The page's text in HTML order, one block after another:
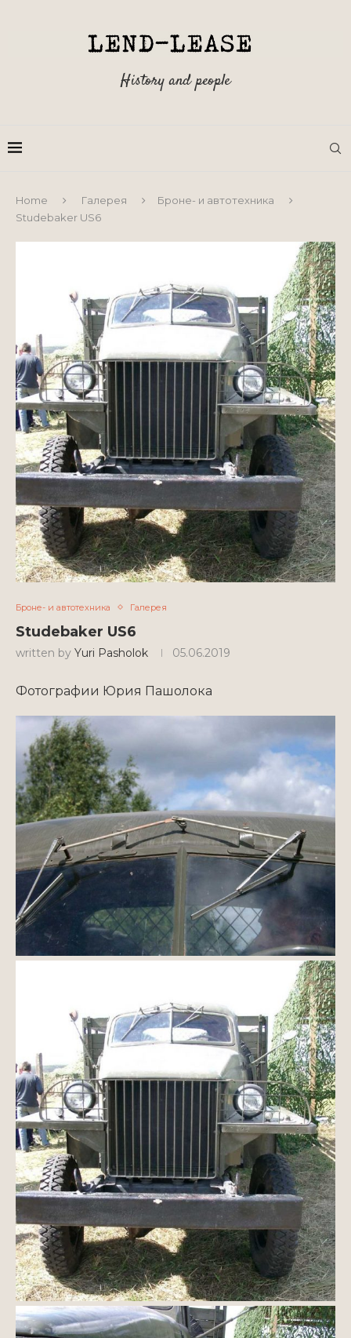
History and people
Home Галерея
Броне- и автотехника
Studebaker US6
Броне- и автотехника Галерея
Studebaker US6
written by Yuri Pasholok 05.06.2019
Фотографии Юрия Пашолока